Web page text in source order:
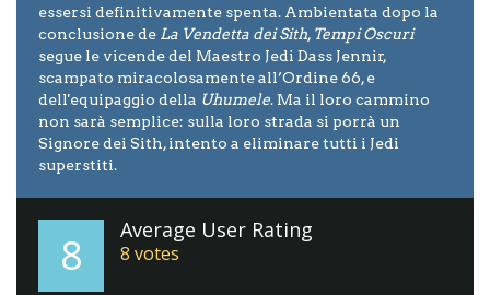
essersi definitivamente spenta. Ambientata dopo la
conclusione de La Vendetta dei Sith, Tempi Oscuri
segue le vicende del Maestro Jedi Dass Jennir,
scampato miracolosamente all’Ordine 66, e
dell'equipaggio della Uhumele. Ma il loro cammino
non sarà semplice: sulla loro strada si porrà un
Signore dei Sith, intento a eliminare tutti i Jedi
superstiti.
8 Average User Rating
8 votes